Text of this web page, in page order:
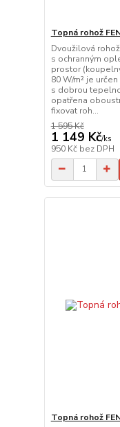
Topná rohož
Dvoužilová
s ochranným
prostor
80 W/m² je
s dobrou
opatřena
fixovat roh...
1 595 Kč
1 149 Kč/ks
950 Kč bez DPH
Topná rohož